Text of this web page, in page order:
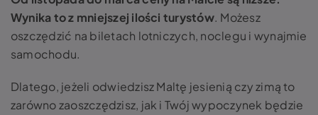
Wynika to z mniejszej ilości turystów. Możesz
oszczędzić na biletach lotniczych, noclegu i wynajmie
samochodu.
Dlatego, jeżeli odwiedzisz Maltę jesienią czy zimą to
zarówno zaoszczędzisz, jak i Twój wypoczynek będzie